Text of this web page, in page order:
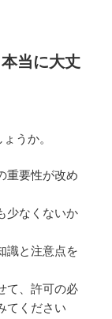
当に大丈
うか。
重要性が改め
少なくないか
識と注意点を
て、許可の必
てください